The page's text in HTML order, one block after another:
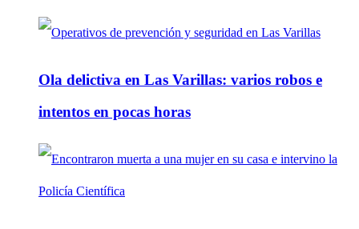
Ola delictiva en Las Varillas: varios robos e
intentos en pocas horas